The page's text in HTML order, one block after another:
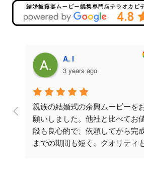
A. I
3 years ago
親族の結婚式の余興ムービーを
願いしました。他社と比べてお
段も良心的で、依頼してから完
までの期間も短く、クオリティ